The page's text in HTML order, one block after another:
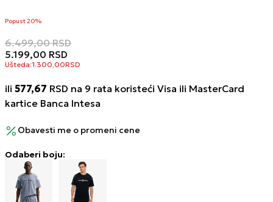
Popust 20%
6.499,00 RSD
5.199,00 RSD
Ušteda:1.300,00RSD
ili 577,67 RSD na 9 rata koristeći Visa ili MasterCard
kartice Banca Intesa
Obavesti me o promeni cene
Odaberi boju: